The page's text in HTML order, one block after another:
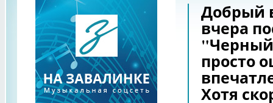
Добрый
вчера
просто
Хотя